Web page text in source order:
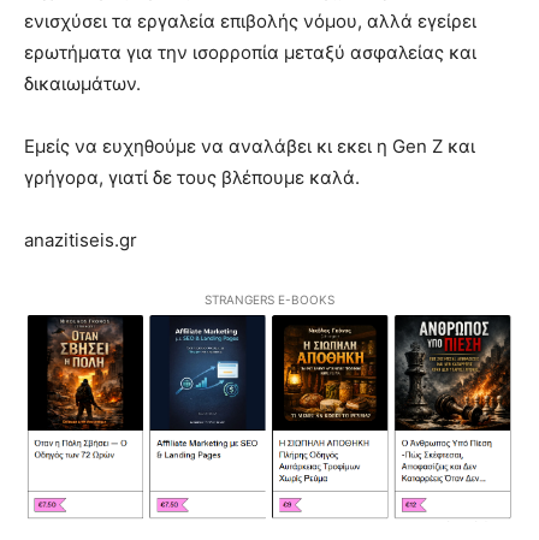
ενισχύσει τα εργαλεία επιβολής νόμου, αλλά εγείρει
ερωτήματα για την ισορροπία μεταξύ ασφαλείας και
δικαιωμάτων.
Εμείς να ευχηθούμε να αναλάβει κι εκει η Gen Z και
γρήγορα, γιατί δε τους βλέπουμε καλά.
anazitiseis.gr
STRANGERS E-BOOKS